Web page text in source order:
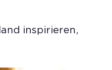
inspirieren,